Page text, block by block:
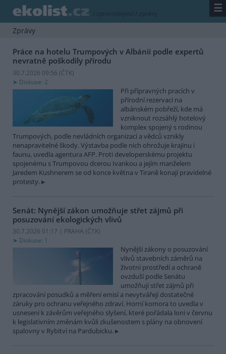
/ zpravodajství / zprávy ☰
Zprávy
Práce na hotelu Trumpových v Albánii podle expertů
nevratně poškodily přírodu
30.7.2026 09:56 (ČTK)
Diskuse: 2
Při přípravných pracích v
přírodní rezervaci na
albánském pobřeží, kde má
vzniknout rozsáhlý hotelový
komplex spojený s rodinou
Trumpových, podle nevládních organizací a vědců vznikly
nenapravitelné škody. Výstavba podle nich ohrožuje krajinu i
faunu, uvedla agentura AFP. Proti developerskému projektu
spojenému s Trumpovou dcerou Ivankou a jejím manželem
Jaredem Kushnerem se od konce května v Tiraně konají pravidelné
protesty.
Senát: Nynější zákon umožňuje střet zájmů při
posuzování ekologických vlivů
30.7.2026 01:17 | PRAHA (ČTK)
Diskuse: 1
Nynější zákony o posuzování
vlivů stavebních záměrů na
životní prostředí a ochraně
ovzduší podle Senátu
umožňují střet zájmů při
zpracování posudků a měření emisí a nevytvářejí dostatečné
záruky pro ochranu veřejného zdraví. Horní komora to uvedla v
usnesení k závěrům veřejného slyšení, které pořádala loni v červnu
k legislativním změnám kvůli zkušenostem s plány na obnovení
spalovny v Rybitví na Pardubicku.